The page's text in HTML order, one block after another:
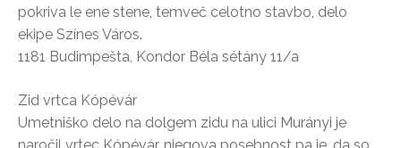
pokriva le ene stene, temveč celotno stavbo, delo
ekipe Színes Város.
1181 Budimpešta, Kondor Béla sétány 11/a
Zid vrtca Kópévár
Umetniško delo na dolgem zidu na ulici Murányi je